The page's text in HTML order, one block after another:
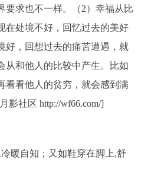
要求也不一样。（2）幸福从比
在处境不好，回忆过去的美好
好，回想过去的痛苦遭遇，就
从和他人的比较中产生。比如
看看他人的贫穷，就会感到满
影社区 http://wf66.com/]
暖自知；又如鞋穿在脚上,舒